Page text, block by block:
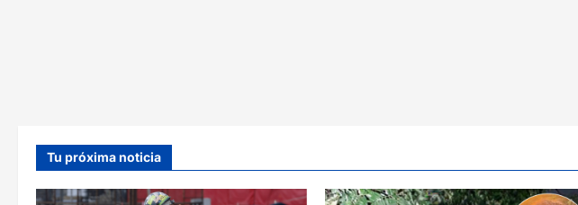
dieciseisavos
del
Mundial
Tu próxima noticia